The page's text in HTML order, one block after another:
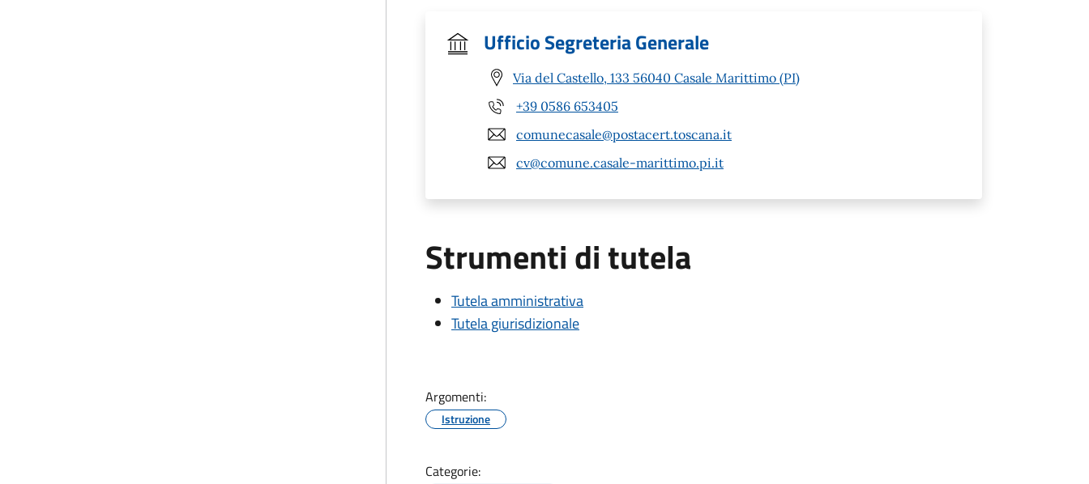
Ufficio Segreteria Generale
Via del Castello, 133 56040 Casale Marittimo (PI)
+39 0586 653405
comunecasale@postacert.toscana.it
cv@comune.casale-marittimo.pi.it
Strumenti di tutela
Tutela amministrativa
Tutela giurisdizionale
Argomenti:
Istruzione
Categorie: